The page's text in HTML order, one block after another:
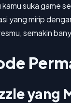
kamu suka game
yang mirip
semakin
yang